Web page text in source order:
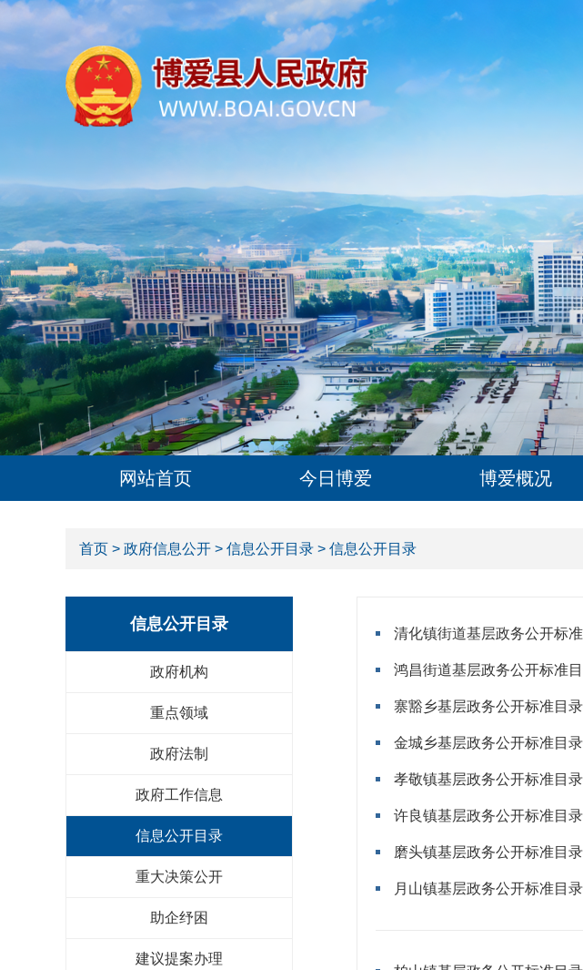
网站首页 今日博爱 博爱概况
首页 > 政府信息公开 > 信息公开目录 > 信息公开目录
信息公开目录
政府机构
重点领域
政府法制
政府工作信息
信息公开目录
重大决策公开
助企纾困
建议提案办理
清化镇街道基层政务公开标
鸿昌街道基层政务公开标准
寨豁乡基层政务公开标准目录
金城乡基层政务公开标准目录
孝敬镇基层政务公开标准目录
许良镇基层政务公开标准目录
磨头镇基层政务公开标准目录
月山镇基层政务公开标准目录